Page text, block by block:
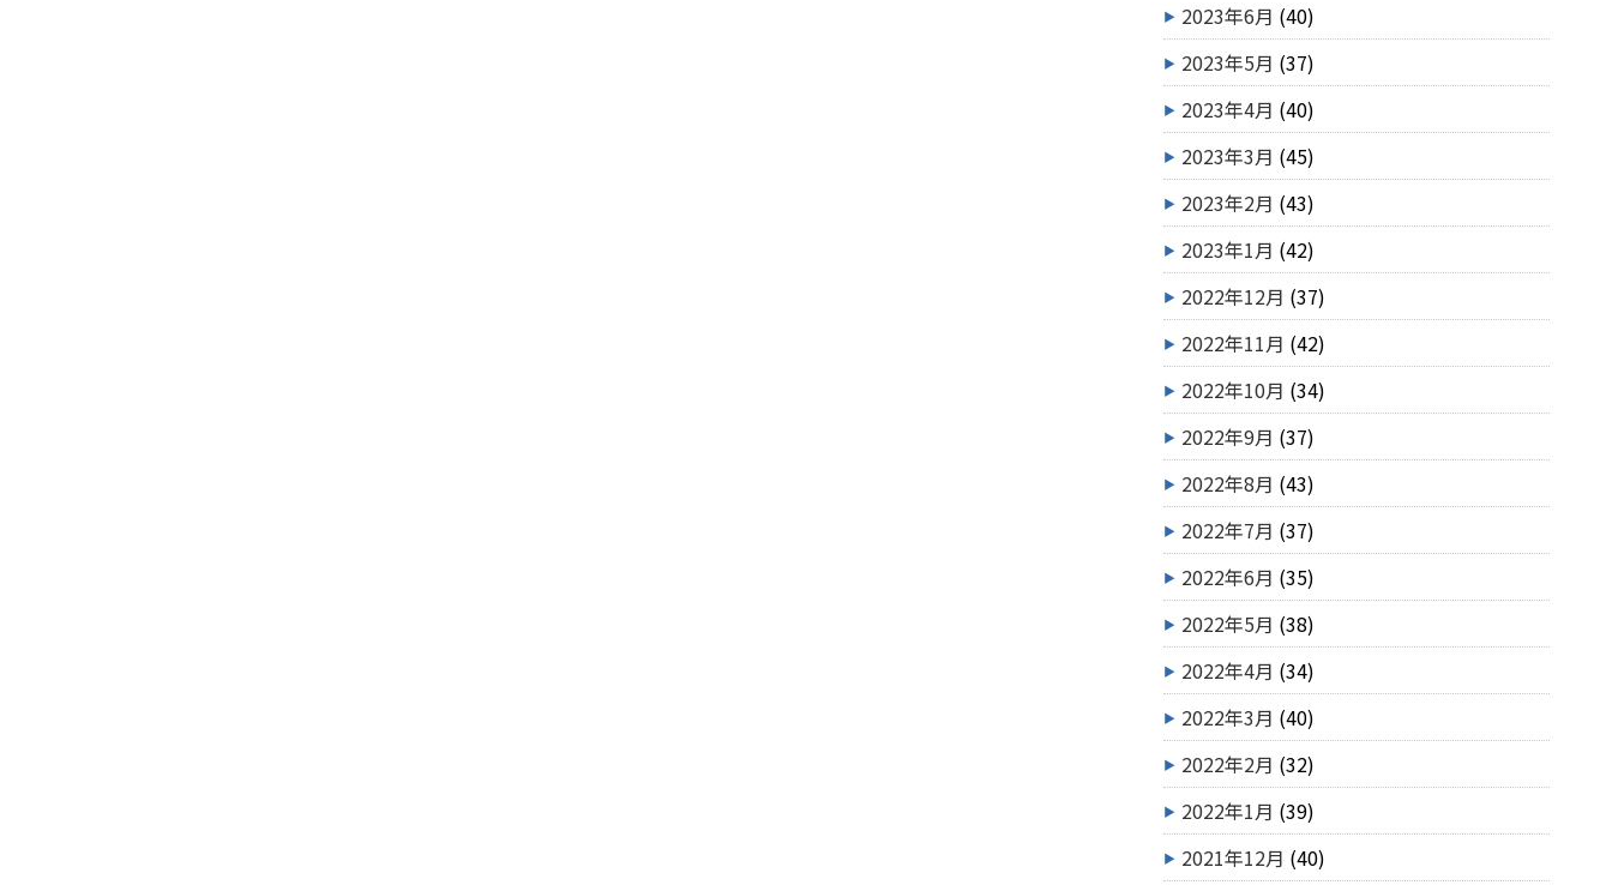
2023年6月 (40)
2023年5月 (37)
2023年4月 (40)
2023年3月 (45)
2023年2月 (43)
2023年1月 (42)
2022年12月 (37)
2022年11月 (42)
2022年10月 (34)
2022年9月 (37)
2022年8月 (43)
2022年7月 (37)
2022年6月 (35)
2022年5月 (38)
2022年4月 (34)
2022年3月 (40)
2022年2月 (32)
2022年1月 (39)
2021年12月 (40)